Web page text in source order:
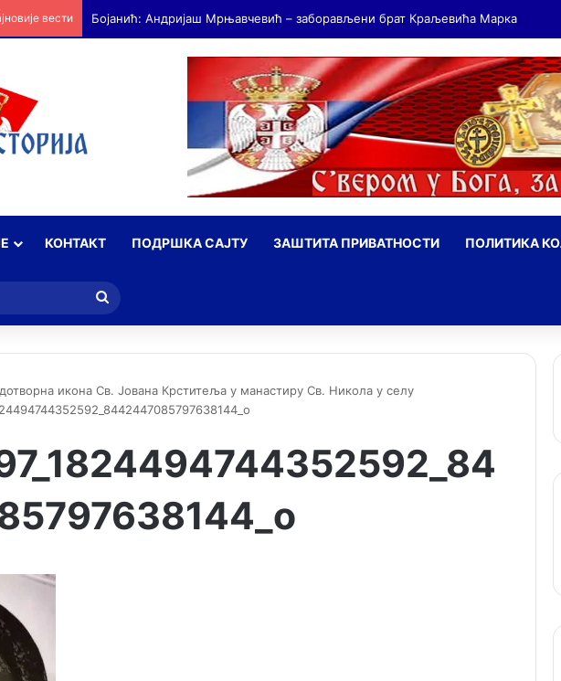
вести
КОНТАКТ ПОДРШКА САЈТУ ЗАШТИТА ПРИВАТНОСТИ ПОЛИТИКА
икона Св. Јована Крститеља у манастиру Св. Никола у селу